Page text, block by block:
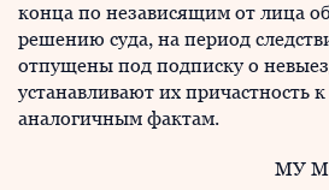
конца по независящим от лица
решению суда, на период
отпущены под подписку о
устанавливают их причастность
аналогичным фактам.
МУ